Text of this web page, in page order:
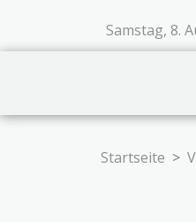
Samstag, 8.
Startseite